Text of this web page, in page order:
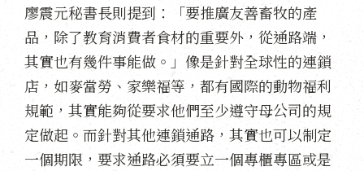
廖震元秘書長則提到：「要推廣友善畜牧的產
品，除了教育消費者食材的重要外，從通路端，
其實也有幾件事能做。」像是針對全球性的連鎖
店，如麥當勞、家樂福等，都有國際的動物福利
規範，其實能夠從要求他們至少遵守母公司的規
定做起。而針對其他連鎖通路，其實也可以制定
一個期限，要求通路必須要立一個專櫃專區或是